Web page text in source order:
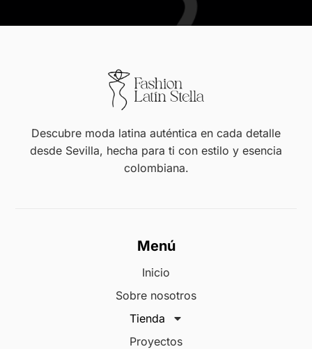
Descubre moda latina auténtica en cada detalle
desde Sevilla, hecha para ti con estilo y esencia
colombiana.
Menú
Inicio
Sobre nosotros
Tienda
Proyectos